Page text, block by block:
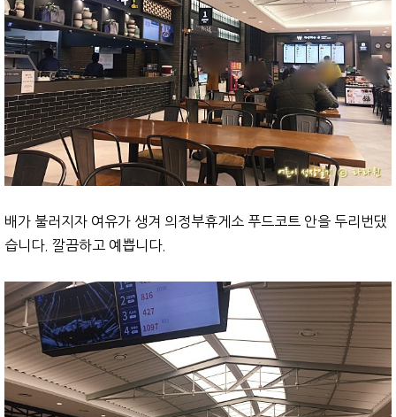
배가 불러지자 여유가 생겨 의정부휴게소 푸드코트 안을 두리번댔
습니다. 깔끔하고 예쁩니다.